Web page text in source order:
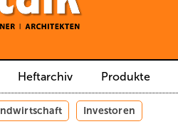
Heftarchiv Produkte
Investoren